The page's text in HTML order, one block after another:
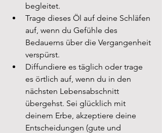
begleitet.
Trage dieses Öl auf deine Schläfen
auf, wenn du Gefühle des
Bedauerns über die Vergangenheit
verspürst.
Diffundiere es täglich oder trage
es örtlich auf, wenn du in den
nächsten Lebensabschnitt
übergehst. Sei glücklich mit
deinem Erbe, akzeptiere deine
Entscheidungen (gute und